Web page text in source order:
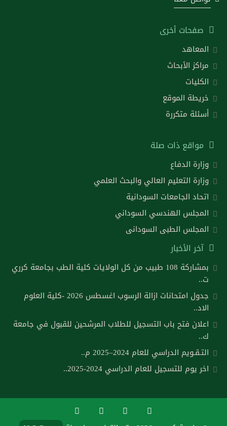
صفحات أخرى
المعاهد
مراكز الأبحاث
الكليات
خريطة الموقع
أسئلة متكررة
مواقع ذات صلة
وزارة الدفاع
وزارة التعليم العالي والبحث العلمي
اتحاد الجامعات السودانية
المجلس الهندسي السوداني
المجلس الطبى السودانى
آخر الأخبار
بمشاركة 108 طبيب من كل الولايات كلية الطب بجامعة كرري
ت..
جدول امتحانات ازالة الرسوب اغسطس 2026 -كلية العلوم
الاد..
اعلان فتح باب التسجيل للطلاب المرشحين للقبول في جامعة
ك..
التـقـويم الدراسي للعام 2024–2025 م..
اخر يوم للتسجيل للعام الدراسي 2024-2025..